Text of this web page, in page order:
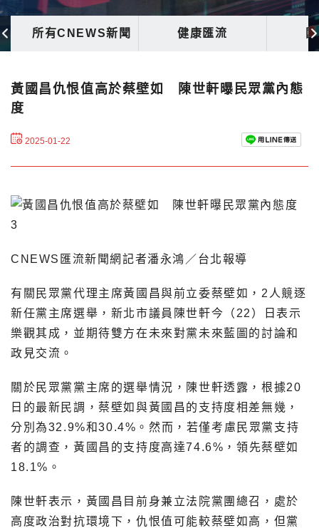
所有CNEWS新聞 健康匯流
黃國昌仇恨值高於蔡壁如 陳世軒曝民眾黨內態
度
2025-01-22
CNEWS匯流新聞網記者潘永鴻／台北報導
有關民眾黨代理主席黃國昌與前立委蔡壁如，2人競逐
新任黨主席選舉，新北市議員陳世軒今（22）日表示
樂觀其成，並期待雙方在未來對黨未來藍圖的討論和
政見交流。
關於民眾黨黨主席的選舉情況，陳世軒透露，根據20
日的最新民調，蔡壁如與黃國昌的支持度相差無幾，
分別為32.9%和30.4%。然而，若僅考慮民眾黨支持
者的調查，黃國昌的支持度高達74.6%，領先蔡壁如
18.1%。
陳世軒表示，黃國昌目前身兼立法院黨團總召，處於
高度政治對抗環境下，仇恨值可能較蔡壁如高，但黨